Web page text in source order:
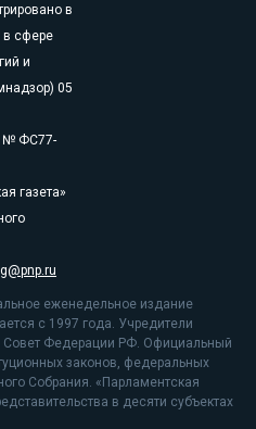
в
в сфере
и
05
№ ФС77-
газета»
еженедельное издание
с 1997 года. Учредители
Совет Федерации РФ. Официальный
законов, федеральных
Собрания. «Парламентская
в десяти субъектах